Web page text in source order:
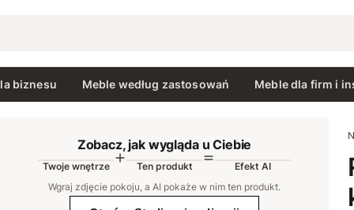
biznesu Meble według zastosowań Meble dla firm i
Zobacz, jak wygląda u Ciebie
Twoje wnętrze Ten produkt
Efekt AI
Wgraj zdjęcie pokoju, a AI pokaże w nim ten produkt.